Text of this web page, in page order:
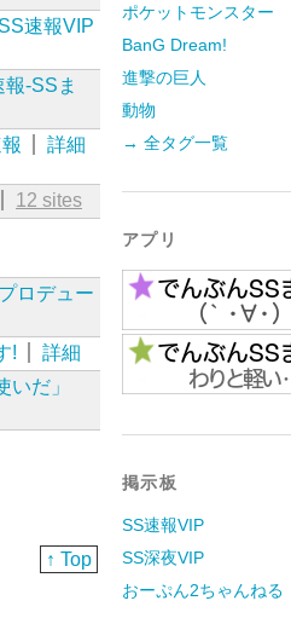
SS速報VIP
-SSま
詳細
12 sites
プロデュー
!
詳細
だ」
↑ Top
ポケットモンスター
BanG Dream!
進撃の巨人
動物
→ 全タグ一覧
アプリ
掲示板
SS速報VIP
SS深夜VIP
おーぷん2ちゃんねる